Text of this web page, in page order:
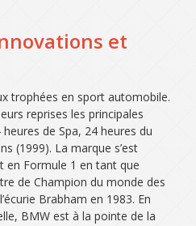
et
trophées en sport automobile.
reprises les principales
de Spa, 24 heures du
(1999). La marque s’est
en Formule 1 en tant que
de Champion du monde des
Brabham en 1983. En
BMW est à la pointe de la